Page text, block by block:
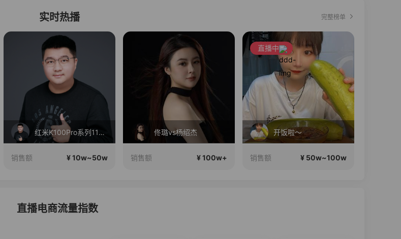
实时热播 完整榜单
红米K100Pro系列11号发布，现货开售！
销售额 ¥ 10w~50w
佟璐vs杨绍杰
销售额 ¥ 100w+
直播中
开饭啦～
销售额 ¥ 50w~100w
直播电商流量指数